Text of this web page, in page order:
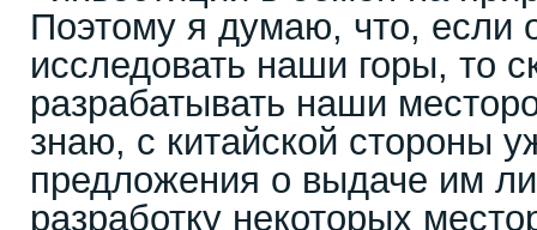
Поэтому я думаю, что,
исследовать наши горы, то
разрабатывать наши
знаю, с китайской стороны
предложения о выдаче им
разработку некоторых